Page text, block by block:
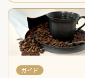
客の質が選ぶポイントです
京・渋谷区千駄ヶ谷の
Beans Coffeeがビジネス利
選ばれる理由を解説しま
ガイド